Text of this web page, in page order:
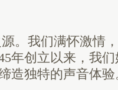
。我们满怀激情
年创立以来，我
造独特的声音体验